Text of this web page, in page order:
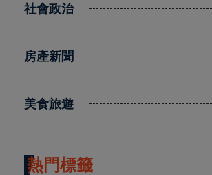
社會政治
房產新聞
美食旅遊
熱門標籤